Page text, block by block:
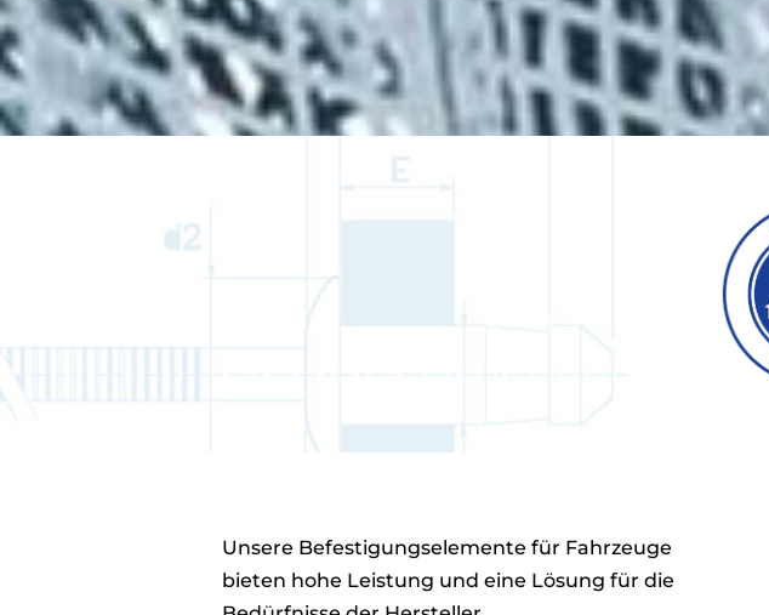
Unsere Befestigungselemente für Fahrzeuge
bieten hohe Leistung und eine Lösung für die